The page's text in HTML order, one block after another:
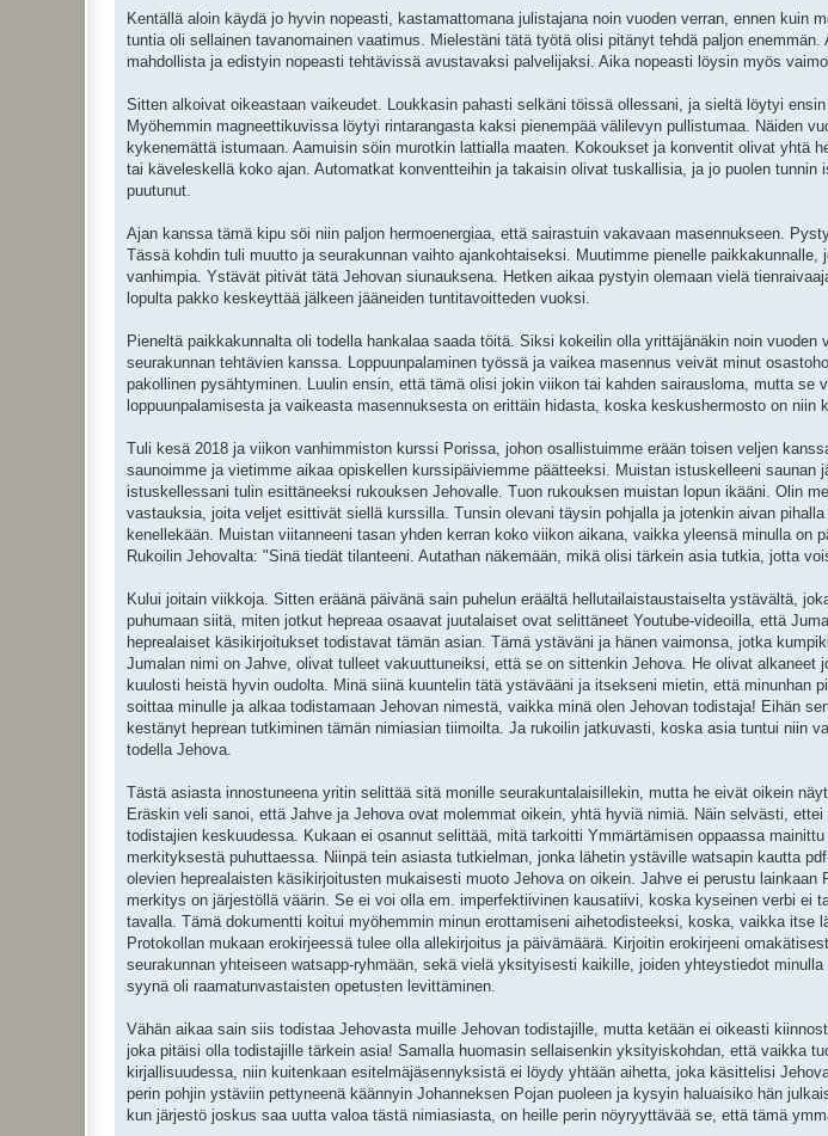
Kentällä aloin käydä jo hyvin nopeasti, kastamattomana julistajana noin vuoden verran, ennen kuin
tuntia oli sellainen tavanomainen vaatimus. Mielestäni tätä työtä olisi pitänyt tehdä paljon
mahdollista ja edistyin nopeasti tehtävissä avustavaksi palvelijaksi. Aika nopeasti löysin myös
Sitten alkoivat oikeastaan vaikeudet. Loukkasin pahasti selkäni töissä ollessani, ja sieltä löytyi
Myöhemmin magneettikuvissa löytyi rintarangasta kaksi pienempää välilevyn pullistumaa. Näiden
kykenemättä istumaan. Aamuisin söin murotkin lattialla maaten. Kokoukset ja konventit olivat yhtä
tai käveleskellä koko ajan. Automatkat konventteihin ja takaisin olivat tuskallisia, ja jo puolen tunnin
puutunut.
Ajan kanssa tämä kipu söi niin paljon hermoenergiaa, että sairastuin vakavaan masennukseen.
Tässä kohdin tuli muutto ja seurakunnan vaihto ajankohtaiseksi. Muutimme pienelle
vanhimpia. Ystävät pitivät tätä Jehovan siunauksena. Hetken aikaa pystyin olemaan vielä
lopulta pakko keskeyttää jälkeen jääneiden tuntitavoitteden vuoksi.
Pieneltä paikkakunnalta oli todella hankalaa saada töitä. Siksi kokeilin olla yrittäjänäkin noin
seurakunnan tehtävien kanssa. Loppuunpalaminen työssä ja vaikea masennus veivät minut
pakollinen pysähtyminen. Luulin ensin, että tämä olisi jokin viikon tai kahden sairausloma, mutta se
loppuunpalamisesta ja vaikeasta masennuksesta on erittäin hidasta, koska keskushermosto on niin
Tuli kesä 2018 ja viikon vanhimmiston kurssi Porissa, johon osallistuimme erään toisen veljen
saunoimme ja vietimme aikaa opiskellen kurssipäiviemme päätteeksi. Muistan istuskelleeni
istuskellessani tulin esittäneeksi rukouksen Jehovalle. Tuon rukouksen muistan lopun ikääni. Olin
vastauksia, joita veljet esittivät siellä kurssilla. Tunsin olevani täysin pohjalla ja jotenkin aivan
kenellekään. Muistan viitanneeni tasan yhden kerran koko viikon aikana, vaikka yleensä minulla on
Rukoilin Jehovalta: "Sinä tiedät tilanteeni. Autathan näkemään, mikä olisi tärkein asia tutkia, jotta
Kului joitain viikkoja. Sitten eräänä päivänä sain puhelun eräältä hellutailaistaustaiselta ystävältä,
puhumaan siitä, miten jotkut hepreaa osaavat juutalaiset ovat selittäneet Youtube-videoilla, että
heprealaiset käsikirjoitukset todistavat tämän asian. Tämä ystäväni ja hänen vaimonsa, jotka
Jumalan nimi on Jahve, olivat tulleet vakuuttuneiksi, että se on sittenkin Jehova. He olivat alkaneet
kuulosti heistä hyvin oudolta. Minä siinä kuuntelin tätä ystävääni ja itsekseni mietin, että minunhan
soittaa minulle ja alkaa todistamaan Jehovan nimestä, vaikka minä olen Jehovan todistaja! Eihän
kestänyt heprean tutkiminen tämän nimiasian tiimoilta. Ja rukoilin jatkuvasti, koska asia tuntui niin
todella Jehova.
Tästä asiasta innostuneena yritin selittää sitä monille seurakuntalaisillekin, mutta he eivät oikein
Eräskin veli sanoi, että Jahve ja Jehova ovat molemmat oikein, yhtä hyviä nimiä. Näin selvästi,
todistajien keskuudessa. Kukaan ei osannut selittää, mitä tarkoitti Ymmärtämisen oppaassa
merkityksestä puhuttaessa. Niinpä tein asiasta tutkielman, jonka lähetin ystäville watsapin kautta
olevien heprealaisten käsikirjoitusten mukaisesti muoto Jehova on oikein. Jahve ei perustu
merkitys on järjestöllä väärin. Se ei voi olla em. imperfektiivinen kausatiivi, koska kyseinen verbi ei
tavalla. Tämä dokumentti koitui myöhemmin minun erottamiseni aihetodisteeksi, koska, vaikka itse
Protokollan mukaan erokirjeessä tulee olla allekirjoitus ja päivämäärä. Kirjoitin erokirjeeni
seurakunnan yhteiseen watsapp-ryhmään, sekä vielä yksityisesti kaikille, joiden yhteystiedot
syynä oli raamatunvastaisten opetusten levittäminen.
Vähän aikaa sain siis todistaa Jehovasta muille Jehovan todistajille, mutta ketään ei oikeasti
joka pitäisi olla todistajille tärkein asia! Samalla huomasin sellaisenkin yksityiskohdan, että vaikka
kirjallisuudessa, niin kuitenkaan esitelmäjäsennyksistä ei löydy yhtään aihetta, joka käsittelisi
perin pohjin ystäviin pettyneenä käännyin Johanneksen Pojan puoleen ja kysyin haluaisiko hän
kun järjestö joskus saa uutta valoa tästä nimiasiasta, on heille perin nöyryyttävää se, että tämä